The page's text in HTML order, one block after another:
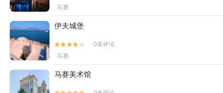
马赛
伊夫城堡


0条评论
马赛
马赛美术馆